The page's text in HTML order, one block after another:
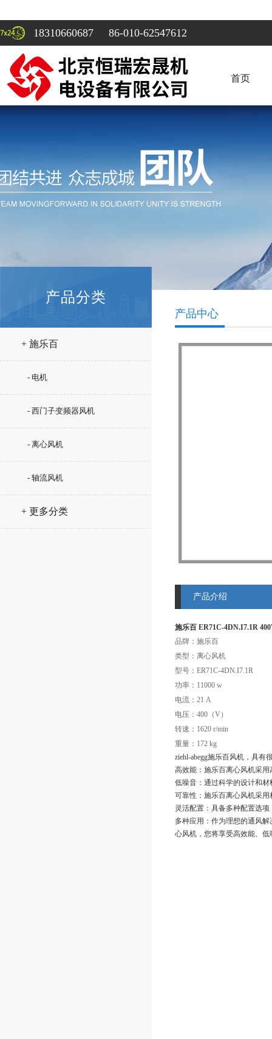
18310660687 86-010-62547612
首页
产品分类
+ 施乐百
- 电机
- 西门子变频器风机
- 离心风机
- 轴流风机
+ 更多分类
产品中心
产品介绍
施乐百 ER71C-4DN.I7.1R
品牌：施乐百
类型：离心风机
型号：ER71C-4DN.I7.1R
功率：11000 w
电流：21 A
电压：400（V）
转速：1620 r/min
重量：172 kg
ziehl-abegg施乐百风机，具
高效能：施乐百离心风机采
低噪音：通过科学的设计和
可靠性：施乐百离心风机采
灵活配置：具备多种配置选
多种应用：作为理想的通风
心风机，您将享受高效能、